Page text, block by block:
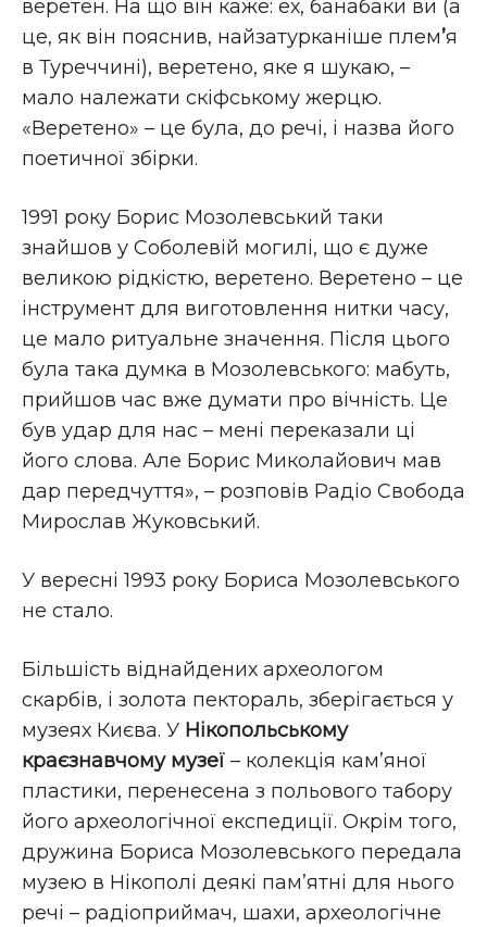
веретен. На що він каже: ех, банабаки ви (а
це, як він пояснив, найзатурканіше плем’я
в Туреччині), веретено, яке я шукаю, –
мало належати скіфському жерцю.
«Веретено» – це була, до речі, і назва його
поетичної збірки.
1991 року Борис Мозолевський таки
знайшов у Соболевій могилі, що є дуже
великою рідкістю, веретено. Веретено – це
інструмент для виготовлення нитки часу,
це мало ритуальне значення. Після цього
була така думка в Мозолевського: мабуть,
прийшов час вже думати про вічність. Це
був удар для нас – мені переказали ці
його слова. Але Борис Миколайович мав
дар передчуття», – розповів Радіо Свобода
Мирослав Жуковський.
У вересні 1993 року Бориса Мозолевського
не стало.
Більшість віднайдених археологом
скарбів, і золота пектораль, зберігається у
музеях Києва. У Нікопольському
краєзнавчому музеї – колекція кам’яної
пластики, перенесена з польового табору
його археологічної експедиції. Окрім того,
дружина Бориса Мозолевського передала
музею в Нікополі деякі пам’ятні для нього
речі – радіоприймач, шахи, археологічне